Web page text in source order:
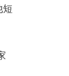
短